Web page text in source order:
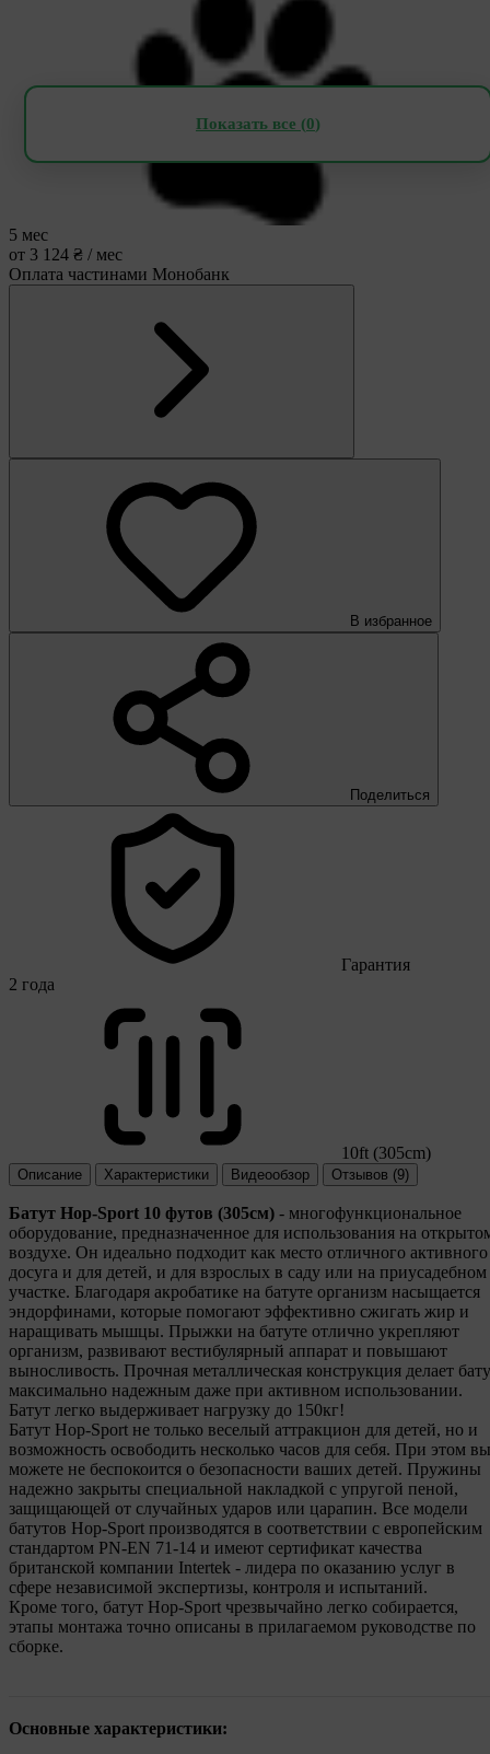
Показать все (0)
5 мес
от 3 124 ₴ / мес
Оплата частинами Монобанк
В избранное
Поделиться
Гарантия
2 года
10ft (305cm)
Описание Характеристики Видеообзор Отзывов (9)
Батут Hop-Sport 10 футов (305см) - многофункциональное
оборудование, предназначенное для использования на
воздухе. Он идеально подходит как место отличного активного
досуга и для детей, и для взрослых в саду или на приусадебном
участке. Благодаря акробатике на батуте организм насыщается
эндорфинами, которые помогают эффективно сжигать жир и
наращивать мышцы. Прыжки на батуте отлично укрепляют
организм, развивают вестибулярный аппарат и повышают
выносливость. Прочная металлическая конструкция делает
максимально надежным даже при активном использовании.
Батут легко выдерживает нагрузку до 150кг!
Батут Hop-Sport не только веселый аттракцион для детей, но и
возможность освободить несколько часов для себя. При этом вы
можете не беспокоится о безопасности ваших детей. Пружины
надежно закрыты специальной накладкой с упругой пеной,
защищающей от случайных ударов или царапин. Все модели
батутов Hop-Sport производятся в соответствии с европейским
стандартом PN-EN 71-14 и имеют сертификат качества
британской компании Intertek - лидера по оказанию услуг в
сфере независимой экспертизы, контроля и испытаний.
Кроме того, батут Hop-Sport чрезвычайно легко собирается,
этапы монтажа точно описаны в прилагаемом руководстве по
сборке.
Основные характеристики: